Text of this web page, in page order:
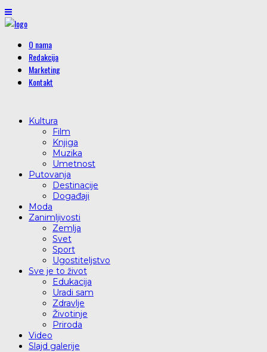
O nama
Redakcija
Marketing
Kontakt
Kultura
Film
Knjiga
Muzika
Umetnost
Putovanja
Destinacije
Događaji
Moda
Zanimljivosti
Zemlja
Svet
Sport
Ugostiteljstvo
Sve je to život
Edukacija
Uradi sam
Zdravlje
Životinje
Priroda
Video
Slajd galerije